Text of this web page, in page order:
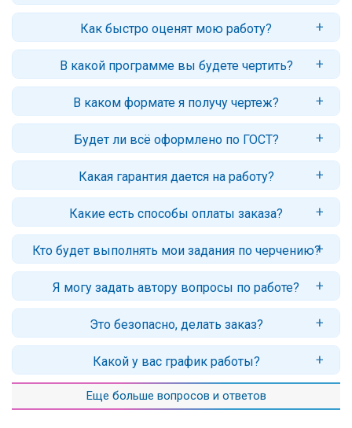
и сроков. Точный ответ вы получите после оформления заявки.
Стандартный срок: 3–5 дней. Для некоторых заданий возможно
срочное решение - от 6 часов (с доплатой за срочность).
Как быстро оценят мою работу?
Обычно заказ оценивается в течение нескольких часов. В случае
сложных работ (или недостаточности данных) потребуется больше
времени.
В какой программе вы будете чертить?
По умолчанию — в AutoCAD или Компас. Если преподаватель
требует что-то конкретное — просто укажите это в заявке.
В каком формате я получу чертеж?
Обычно вы получаете файл в исходном формате:.dwg(AutoCAD),
(Компас),.sldprt / .slddrw(SolidWorks). Также можем
сохранить чертёж в PDF, JPG или любом другом формате для
печати и просмотра — просто укажите, что вам нужно.
Будет ли всё оформлено по ГОСТ?
Да, мы соблюдаем все требования ГОСТ: линии, выноски,
разрезы, масштабы, шрифты, основную надпись. Если есть
методичка — ориентируемся на неё.
Какая гарантия дается на работу?
Гарантийный срок - 30 дней. Если у вас будут вопросы или
замечания, автор ответит и внесет корректировки.
Какие есть способы оплаты заказа?
Вы можете оплатить заказ прямо из личного кабинета: банковской
картой РФ, СберPay, ЮMoney, со счета телефона
Кто будет выполнять мои задания по черчению?
Работу выполняет автор команды МатБюро, профессионал с
высшим профильным образованием и имеющий опыт от 5 лет в
сфере выполнения чертежей.
Я могу задать автору вопросы по работе?
Да, в личном кабинете вы сможете вести переписку как с
администратором, так и с автором работы.
Это безопасно, делать заказ?
С точки зрения конфиденциальности: ваши данные не передаются
третьим лицам. С точки зрения этики: вы сами решаете, какую
часть полученной работы и в каком виде вы сдаете на проверку
(или используете для самостоятельной проработки).
Какой у вас график работы?
Мы рады принять ваши заявки каждый день, без выходных и
праздников. Заказы оцениваются и выполняются круглосуточно.
Еще больше вопросов и ответов